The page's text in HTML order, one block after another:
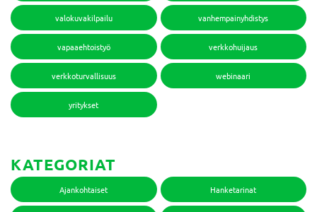
valokuvakilpailu vanhempainyhdistys
vapaaehtoistyö verkkohuijaus
verkkoturvallisuus webinaari
yritykset
KATEGORIAT
Ajankohtaiset Hanketarinat